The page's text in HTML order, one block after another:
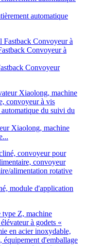
automatique
Convoyeur
Xiaolong, machine
module d'application